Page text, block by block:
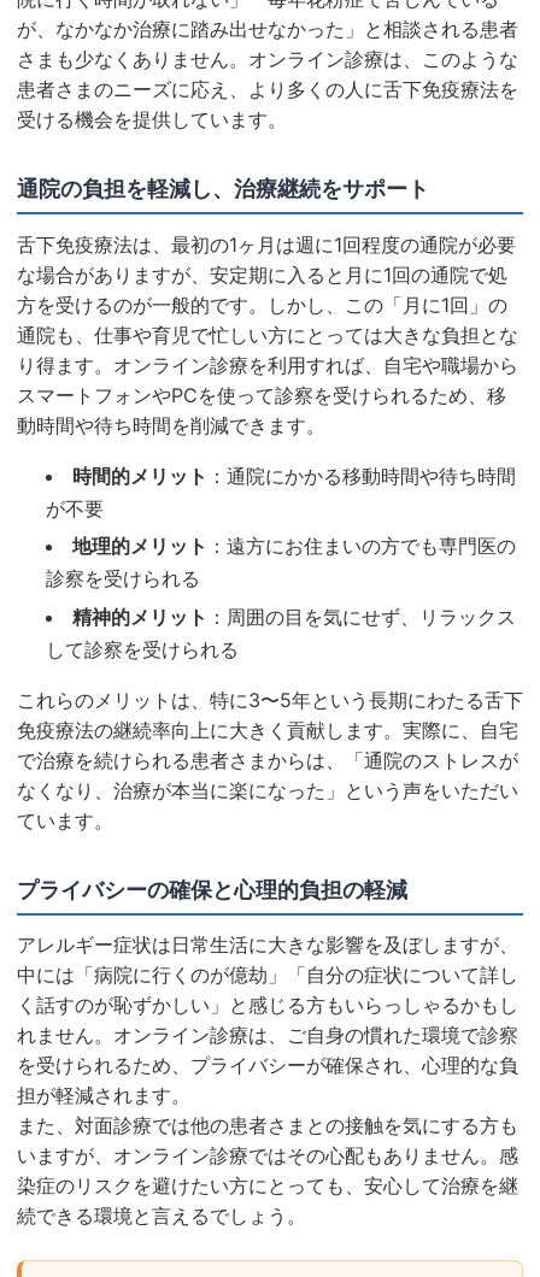
が、なかなか治療に踏み出せなかった」と相談される患者
さまも少なくありません。オンライン診療は、このような
患者さまのニーズに応え、より多くの人に舌下免疫療法を
受ける機会を提供しています。
通院の負担を軽減し、治療継続をサポート
舌下免疫療法は、最初の1ヶ月は週に1回程度の通院が必要
な場合がありますが、安定期に入ると月に1回の通院で処
方を受けるのが一般的です。しかし、この「月に1回」の
通院も、仕事や育児で忙しい方にとっては大きな負担とな
り得ます。オンライン診療を利用すれば、自宅や職場から
スマートフォンやPCを使って診察を受けられるため、移
動時間や待ち時間を削減できます。
時間的メリット ：通院にかかる移動時間や待ち時間
が不要
地理的メリット ：遠方にお住まいの方でも専門医の
診察を受けられる
精神的メリット ：周囲の目を気にせず、リラックス
して診察を受けられる
これらのメリットは、特に3〜5年という長期にわたる舌下
免疫療法の継続率向上に大きく貢献します。実際に、自宅
で治療を続けられる患者さまからは、「通院のストレスが
なくなり、治療が本当に楽になった」という声をいただい
ています。
プライバシーの確保と心理的負担の軽減
アレルギー症状は日常生活に大きな影響を及ぼしますが、
中には「病院に行くのが億劫」「自分の症状について詳し
く話すのが恥ずかしい」と感じる方もいらっしゃるかもし
れません。オンライン診療は、ご自身の慣れた環境で診察
を受けられるため、プライバシーが確保され、心理的な負
担が軽減されます。
また、対面診療では他の患者さまとの接触を気にする方も
いますが、オンライン診療ではその心配もありません。感
染症のリスクを避けたい方にとっても、安心して治療を継
続できる環境と言えるでしょう。